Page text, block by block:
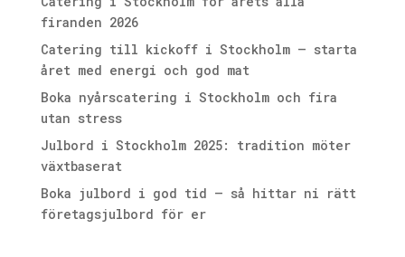
firanden 2026
Catering till kickoff i Stockholm – starta
året med energi och god mat
Boka nyårscatering i Stockholm och fira
utan stress
Julbord i Stockholm 2025: tradition möter
växtbaserat
Boka julbord i god tid – så hittar ni rätt
företagsjulbord för er